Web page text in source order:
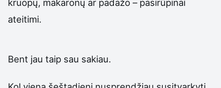
kruopų, makaronų ar padažo – pasirūpinai
ateitimi.
Bent jau taip sau sakiau.